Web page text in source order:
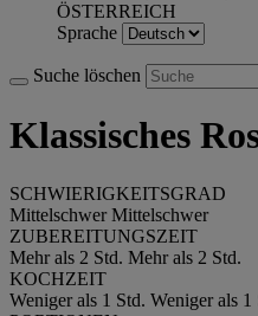
ÖSTERREICH
Sprache
Suche löschen
Klassisches
SCHWIERIGKEITSGRAD
Mittelschwer Mittelschwer
ZUBEREITUNGSZEIT
Mehr als 2 Std. Mehr als 2 Std.
KOCHZEIT
Weniger als 1 Std. Weniger als 1